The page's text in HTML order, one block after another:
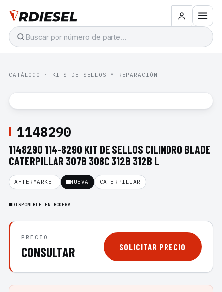
CATÁLOGO · KITS DE SELLOS Y REPARACIÓN
1148290
1148290 114-8290 KIT DE SELLOS CILINDRO BLADE
CATERPILLAR 307B 308C 312B 312B L
AFTERMARKET NUEVA CATERPILLAR
DISPONIBLE EN BODEGA
PRECIO
CONSULTAR SOLICITAR PRECIO